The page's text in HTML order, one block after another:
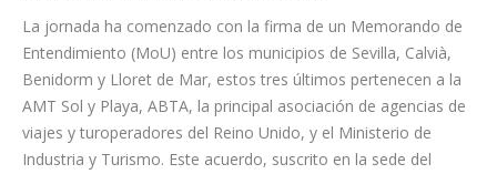
impulso de un modelo turístico más sostenible, competitivo y
generador de bienestar para la ciudadanía.
La jornada ha comenzado con la firma de un Memorando de
Entendimiento (MoU) entre los municipios de Sevilla, Calvià,
Benidorm y Lloret de Mar, estos tres últimos pertenecen a la
AMT Sol y Playa, ABTA, la principal asociación de agencias de